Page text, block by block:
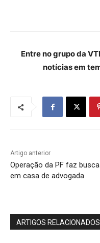
Entre no grupo da
notícias em
Artigo anterior
Operação da PF faz
em casa de advogada
ARTIGOS RELACIONADOS